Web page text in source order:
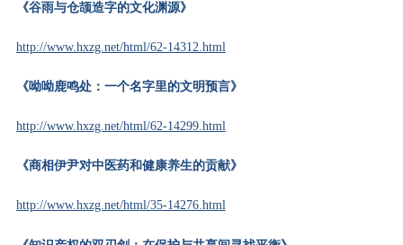
《谷雨与仓颉造字的文化渊源》
http://www.hxzg.net/html/62-14312.html
《呦呦鹿鸣处：一个名字里的文明预言》
http://www.hxzg.net/html/62-14299.html
《商相伊尹对中医药和健康养生的贡献》
http://www.hxzg.net/html/35-14276.html